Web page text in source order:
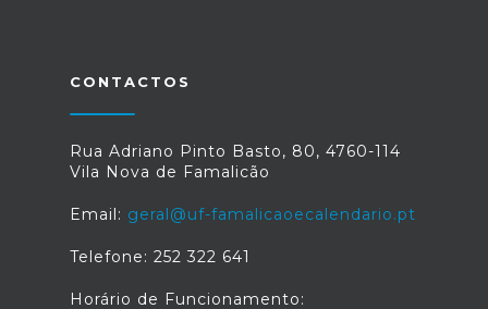
CONTACTOS
Rua Adriano Pinto Basto, 80, 4760-114
Vila Nova de Famalicão
Email: geral@uf-famalicaoecalendario.pt
Telefone: 252 322 641
Horário de Funcionamento: